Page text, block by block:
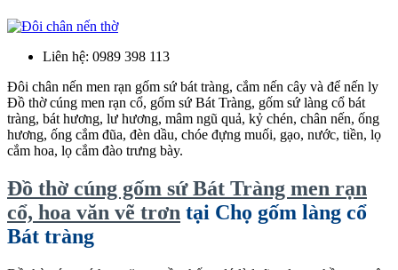
Liên hệ: 0989 398 113
Đôi chân nến men rạn gốm sứ bát tràng, cắm nến cây và để nến ly
Đồ thờ cúng men rạn cổ, gốm sứ Bát Tràng, gốm sứ làng cổ bát
tràng, bát hương, lư hương, mâm ngũ quả, kỷ chén, chân nến, ống
hương, ống cắm đũa, đèn dầu, chóe đựng muối, gạo, nước, tiền, lọ
cắm hoa, lọ cắm đào trưng bày.
Đồ thờ cúng gốm sứ Bát Tràng men rạn
cổ, hoa văn vẽ trơn tại Chọ gốm làng cổ
Bát tràng